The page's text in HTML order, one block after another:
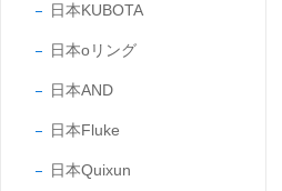
日本KUBOTA
日本oリング
日本AND
日本Fluke
日本Quixun